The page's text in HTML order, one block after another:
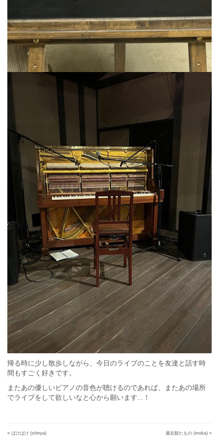
帰る時に少し散歩しながら、今日のライブのことを友達と話す時
間もすごく好きです。
またあの優しいピアノの音色が聴けるのであれば、またあの場所
でライブをして欲しいなと心から願います...！
« ばけばけ (shinya) 最近観たもの (moka) »